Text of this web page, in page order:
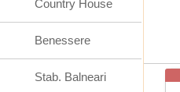
Country House
Benessere
Stab. Balneari